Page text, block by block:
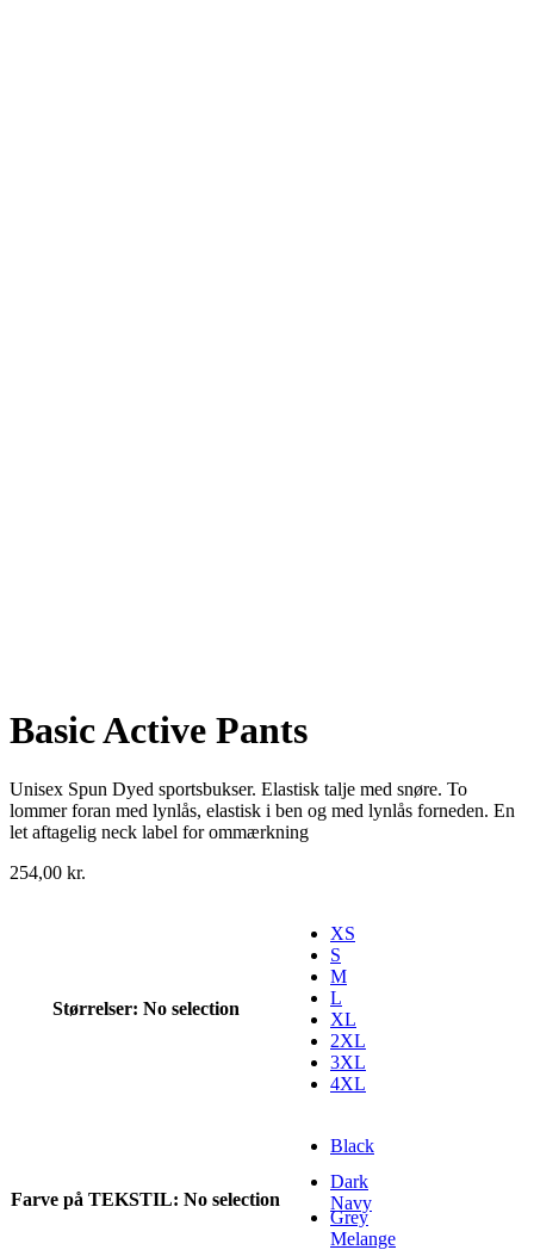
Basic Active Pants
Unisex Spun Dyed sportsbukser. Elastisk talje med snøre. To
lommer foran med lynlås, elastisk i ben og med lynlås forneden. En
let aftagelig neck label for ommærkning
254,00 kr.
Størrelser: No selection
XS
S
M
L
XL
2XL
3XL
4XL
Farve på TEKSTIL: No selection
Black
Dark
Navy
Grey
Melange